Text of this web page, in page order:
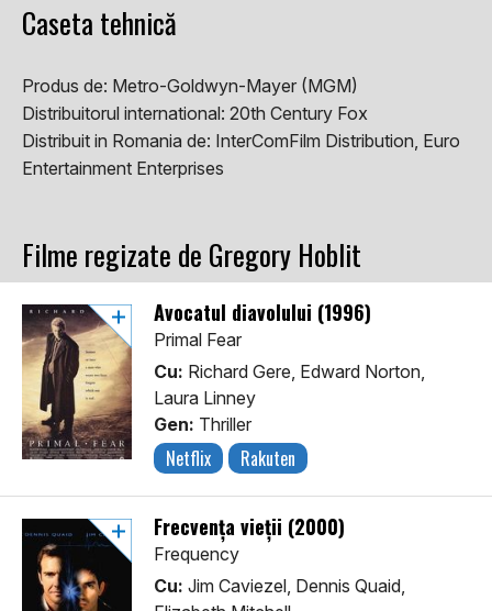
Caseta tehnică
Produs de: Metro-Goldwyn-Mayer (MGM)
Distribuitorul international: 20th Century Fox
Distribuit in Romania de: InterComFilm Distribution, Euro
Entertainment Enterprises
Filme regizate de Gregory Hoblit
Avocatul diavolului (1996)
Primal Fear
Cu: Richard Gere, Edward Norton,
Laura Linney
Gen: Thriller
Netflix Rakuten
Frecvența vieții (2000)
Frequency
Cu: Jim Caviezel, Dennis Quaid,